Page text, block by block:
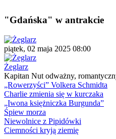
"Gdańska" w antrakcie
piątek, 02 maja 2025 08:00
Żeglarz
Kapitan Nut odważny,
„Rowerzyści” Volkera Schmidta
Charlie zmienia się w kurczaka
„Iwona księżniczka Burgunda”
Śpiew morza
Niewolnice z Pipidówki
Ciemności kryją ziemię